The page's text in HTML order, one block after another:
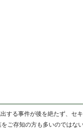
する事件が後を絶たず、セ
ご存知の方も多いのではな